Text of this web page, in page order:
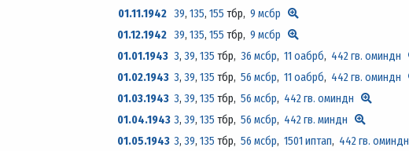
01.11.1942 39,135,155 тбр,9 мсбр
01.12.1942 39,135,155 тбр,9 мсбр
01.01.1943 3,39,135 тбр,36 мсбр,11 оабрб, 442 гв. оминдн
01.02.1943 3,39,135 тбр,56 мсбр,11 оабрб, 442 гв. оминдн
01.03.1943 3,39,135 тбр,56 мсбр, 442 гв. оминдн
01.04.1943 3,39,135 тбр,56 мсбр, 442 гв. миндн
01.05.1943 3,39,135 тбр,56 мсбр,1501 иптап, 442 гв. оминдн